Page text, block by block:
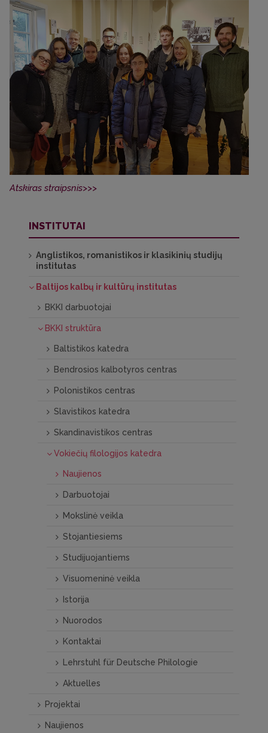
Atskiras straipsnis>>>
INSTITUTAI
Anglistikos, romanistikos ir klasikinių studijų
institutas
Baltijos kalbų ir kultūrų institutas
BKKI darbuotojai
BKKI struktūra
Baltistikos katedra
Bendrosios kalbotyros centras
Polonistikos centras
Slavistikos katedra
Skandinavistikos centras
Vokiečių filologijos katedra
Naujienos
Darbuotojai
Mokslinė veikla
Stojantiesiems
Studijuojantiems
Visuomeninė veikla
Istorija
Nuorodos
Kontaktai
Lehrstuhl für Deutsche Philologie
Aktuelles
Projektai
Naujienos